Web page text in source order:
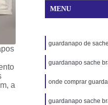
a
MENU
guardanapo de
guardanapo sache
onde comprar
guardanapo sache